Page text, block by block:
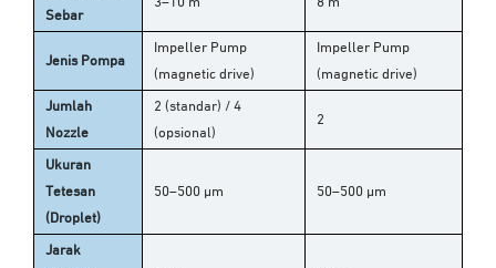
Sebar
Jenis Pompa
Impeller Pump
(magnetic drive)
Impeller Pump
(magnetic drive)
Jumlah
Nozzle
2 (standar) / 4
(opsional)
2
Ukuran
Tetesan
(Droplet)
50–500 μm 50–500 μm
Jarak